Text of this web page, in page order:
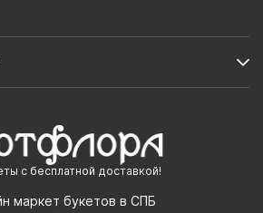
с бесплатной доставкой!
маркет букетов в СПБ